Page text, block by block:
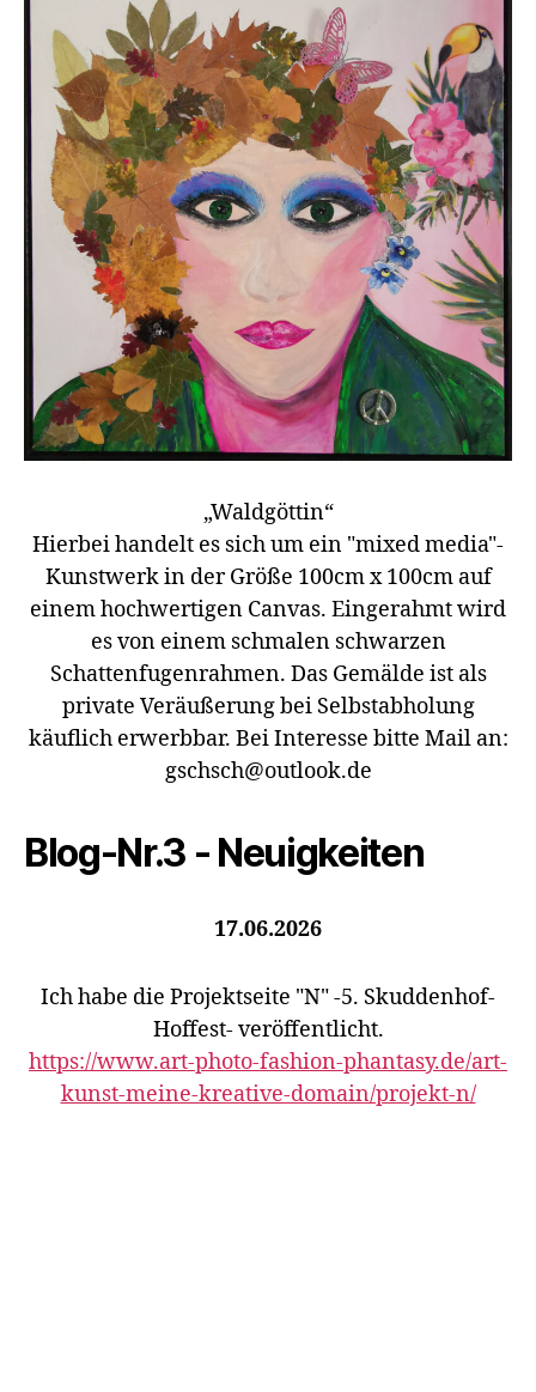
„Waldgöttin“
Hierbei handelt es sich um ein "mixed media"-
Kunstwerk in der Größe 100cm x 100cm auf
einem hochwertigen Canvas. Eingerahmt wird
es von einem schmalen schwarzen
Schattenfugenrahmen. Das Gemälde ist als
private Veräußerung bei Selbstabholung
käuflich erwerbbar. Bei Interesse bitte Mail an:
gschsch@outlook.de
Blog-Nr.3 - Neuigkeiten
17.06.2026
Ich habe die Projektseite "N" -5. Skuddenhof-
Hoffest- veröffentlicht.
https://www.art-photo-fashion-phantasy.de/art-
kunst-meine-kreative-domain/projekt-n/